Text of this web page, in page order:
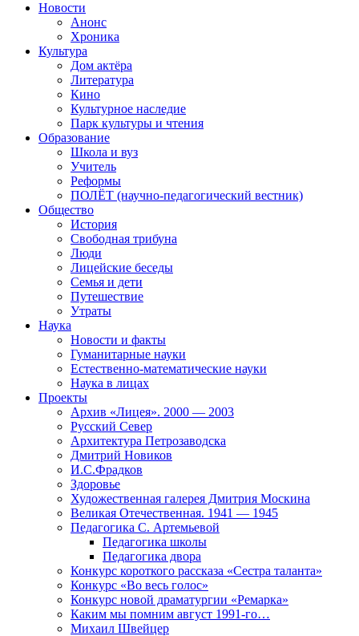
Новости
Анонс
Хроника
Культура
Дом актёра
Литература
Кино
Культурное наследие
Парк культуры и чтения
Образование
Школа и вуз
Учитель
Реформы
ПОЛЁТ (научно-педагогический вестник)
Общество
История
Свободная трибуна
Люди
Лицейские беседы
Семья и дети
Путешествие
Утраты
Наука
Новости и факты
Гуманитарные науки
Естественно-математические науки
Наука в лицах
Проекты
Архив «Лицея». 2000 — 2003
Русский Север
Архитектура Петрозаводска
Дмитрий Новиков
И.С.Фрадков
Здоровье
Художественная галерея Дмитрия Москина
Великая Отечественная. 1941 — 1945
Педагогика С. Артемьевой
Педагогика школы
Педагогика двора
Конкурс короткого рассказа «Сестра таланта»
Конкурс «Во весь голос»
Конкурс новой драматургии «Ремарка»
Каким мы помним август 1991-го…
Михаил Швейцер